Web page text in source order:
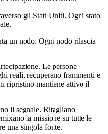
gli Stati Uniti. Ogni stato
un nodo. Ogni nodo rilascia
Le persone
reali, recuperano frammenti e
ripristino mantiene attivo il
il segnale. Ritagliano
la missione su tutte le
una singola fonte.